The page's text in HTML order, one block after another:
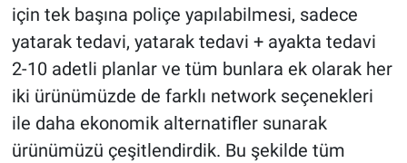
için tek başına poliçe yapılabilmesi, sadece
yatarak tedavi, yatarak tedavi + ayakta tedavi
2-10 adetli planlar ve tüm bunlara ek olarak her
iki ürünümüzde de farklı network seçenekleri
ile daha ekonomik alternatifler sunarak
ürünümüzü çeşitlendirdik. Bu şekilde tüm